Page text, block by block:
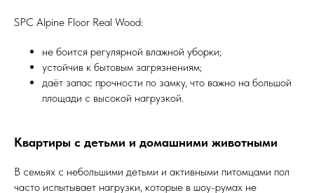
SPC Alpine Floor Real Wood:
не боится регулярной влажной уборки;
устойчив к бытовым загрязнениям;
даёт запас прочности по замку, что важно на большой
площади с высокой нагрузкой.
Квартиры с детьми и домашними животными
В семьях с небольшими детьми и активными питомцами пол
часто испытывает нагрузки, которые в шоу-румах не